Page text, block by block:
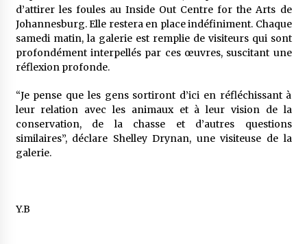
d’attirer les foules au Inside Out Centre for the Arts de
Johannesburg. Elle restera en place indéfiniment. Chaque
samedi matin, la galerie est remplie de visiteurs qui sont
profondément interpellés par ces œuvres, suscitant une
réflexion profonde.
“Je pense que les gens sortiront d’ici en réfléchissant à
leur relation avec les animaux et à leur vision de la
conservation, de la chasse et d’autres questions
similaires”, déclare Shelley Drynan, une visiteuse de la
galerie.
Y.B